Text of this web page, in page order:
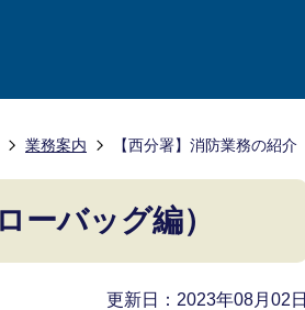
業務案内 【西分署】消防業務の紹介
ーバッグ編）
更新日：2023年08月02日